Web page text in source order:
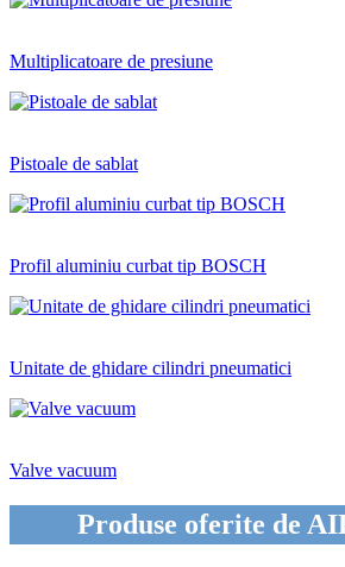
Multiplicatoare de presiune
Pistoale de sablat
Profil aluminiu curbat tip BOSCH
Unitate de ghidare cilindri pneumatici
Valve vacuum
Produse oferite de